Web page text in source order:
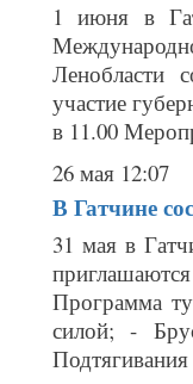
1 июня в
Ленобласти
участие
в 11.00
26 мая 12:07
В Гатчине
31 мая в
Программа
силой; -